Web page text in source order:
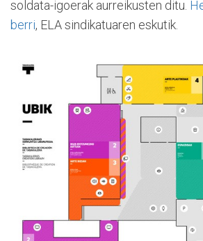
soldata-igoerak aurreikusten ditu.
berri, ELA sindikatuaren eskutik.